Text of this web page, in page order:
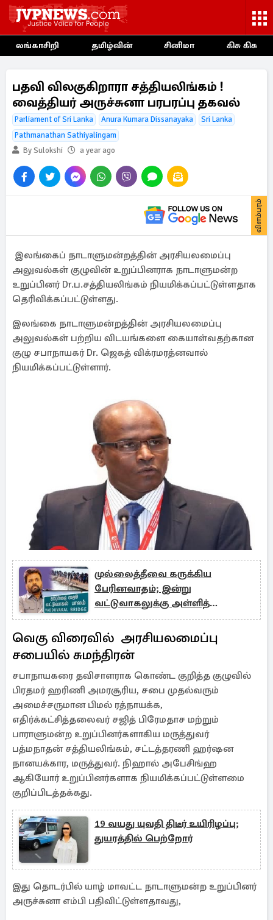
லங்காசிறி தமிழ்வின் சினிமா கிசு கிசு
பதவி விலகுகிறாரா சத்தியலிங்கம் !
வைத்தியர் அருச்சுனா பரபரப்பு தகவல்
Parliament of Sri Lanka Anura Kumara Dissanayaka
Sri Lanka
Pathmanathan Sathiyalingam
By Sulokshi
a year ago
விளம்பரம்
இலங்கைப் நாடாளுமன்றத்தின் அரசியலமைப்பு
அலுவல்கள் குழுவின் உறுப்பினராக நாடாளுமன்ற
உறுப்பினர் Dr.ப.சத்தியலிங்கம் நியமிக்கப்பட்டுள்ளதாக
தெரிவிக்கப்பட்டுள்ளது.
இலங்கை நாடாளுமன்றத்தின் அரசியலமைப்பு
அலுவல்கள் பற்றிய விடயங்களை கையாள்வதற்கான
குழு சபாநாயகர் Dr. ஜெகத் விக்ரமரத்னவால்
நியமிக்கப்பட்டுள்ளார்.
முல்லைத்தீவை கருக்கிய
பேரினவாதம்; இன்று
வட்டுவாகலுக்கு அள்ளித்
தெளிக்கின்றதா ?
வெகு விரைவில் அரசியலமைப்பு
சபையில் சுமந்திரன்
சபாநாயகரை தவிசாளராக கொண்ட குறித்த குழுவில்
பிரதமர் ஹரிணி அமரசூரிய, சபை முதல்வரும்
அமைச்சருமான பிமல் ரத்நாயக்க,
எதிர்க்கட்சித்தலைவர் சஜித் பிரேமதாச மற்றும்
பாராளுமன்ற உறுப்பினர்களாகிய மருத்துவர்
பத்மநாதன் சத்தியலிங்கம், சட்டத்தரணி ஹர்ஷன
நானயக்கார, மருத்துவர். நிஹால் அபேசிங்ஹ
ஆகியோர் உறுப்பினர்களாக நியமிக்கப்பட்டுள்ளமை
குறிப்பிடத்தக்கது.
19 வயது யுவதி திடீர் உயிரிழப்பு;
துயரத்தில் பெற்றோர்
இது தொடர்பில் யாழ் மாவட்ட நாடாளுமன்ற உறுப்பினர்
அருச்சுனா எம்பி பதிவிட்டுள்ளதாவது,